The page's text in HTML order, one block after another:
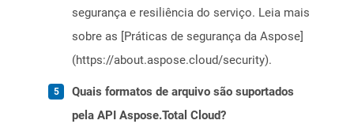
segurança e resiliência do serviço. Leia mais
sobre as [Práticas de segurança da Aspose]
(https://about.aspose.cloud/security).
Quais formatos de arquivo são suportados
pela API Aspose.Total Cloud?